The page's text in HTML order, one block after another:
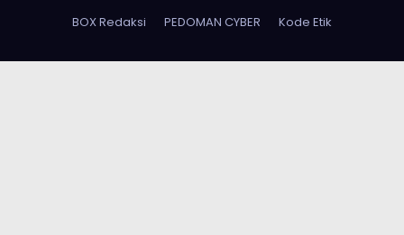
BOX Redaksi PEDOMAN CYBER Kode Etik